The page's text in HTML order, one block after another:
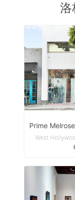
洛
West